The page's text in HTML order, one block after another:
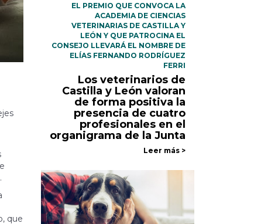
que
EL PREMIO QUE CONVOCA LA
ACADEMIA DE CIENCIAS
VETERINARIAS DE CASTILLA Y
LEÓN Y QUE PATROCINA EL
CONSEJO LLEVARÁ EL NOMBRE DE
ELÍAS FERNANDO RODRÍGUEZ
FERRI
Los veterinarios de
Castilla y León valoran
de forma positiva la
presencia de cuatro
profesionales en el
organigrama de la Junta
Leer más >